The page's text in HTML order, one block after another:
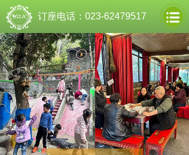
订座电话：023-62479517